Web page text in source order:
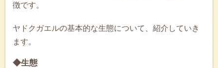
徴です。
ヤドクガエルの基本的な生態について、紹介していき
ます。
◆生態